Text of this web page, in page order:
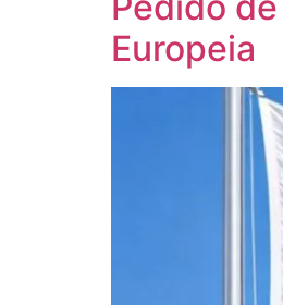
Europeia